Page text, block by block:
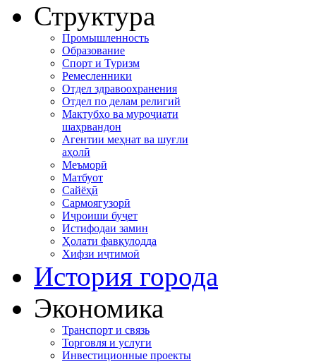
Структура
Промышленность
Образование
Спорт и Туризм
Ремесленники
Отдел здравоохранения
Отдел по делам религий
Мактубҳо ва муроҷиати
шаҳрвандон
Агентии меҳнат ва шуғли
аҳолӣ
Меъморӣ
Матбуот
Сайёҳӣ
Сармоягузорӣ
Иҷроиши буҷет
Истифодаи замин
Ҳолати фавқулодда
Хифзи иҷтимоӣ
История города
Экономика
Транспорт и связь
Торговля и услуги
Инвестиционные проекты